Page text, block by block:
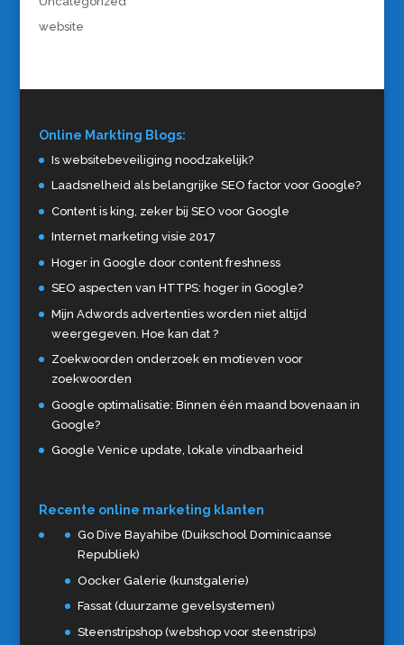
website
Online Markting Blogs:
Is websitebeveiliging noodzakelijk?
Laadsnelheid als belangrijke SEO factor voor Google?
Content is king, zeker bij SEO voor Google
Internet marketing visie 2017
Hoger in Google door content freshness
SEO aspecten van HTTPS: hoger in Google?
Mijn Adwords advertenties worden niet altijd
weergegeven. Hoe kan dat ?
Zoekwoorden onderzoek en motieven voor
zoekwoorden
Google optimalisatie: Binnen één maand bovenaan in
Google?
Google Venice update, lokale vindbaarheid
Recente online marketing klanten
Go Dive Bayahibe (Duikschool Dominicaanse
Republiek)
Oocker Galerie (kunstgalerie)
Fassat (duurzame gevelsystemen)
Steenstripshop (webshop voor steenstrips)